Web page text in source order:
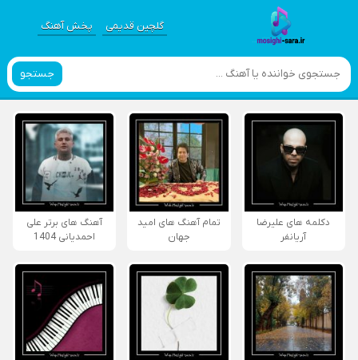
گلچین قدیمی پخش آهنگ
جستجو
دکلمه های علیرضا
آریانفر
تمام آهنگ های امید
جهان
آهنگ های برتر علی
احمدیانی 1404